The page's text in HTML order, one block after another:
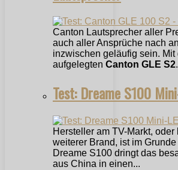
Canton Lautsprecher aller
auch aller Ansprüche nach
inzwischen geläufig sein.
aufgelegten Canton GLE S2
Test: Dreame S100
Hersteller am TV-Markt,
weiterer Brand, ist im
Dreame S100 dringt das
aus China in einen...